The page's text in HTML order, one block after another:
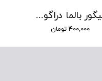
فیگور بالما دراگون بال
۴۰۰,۰۰۰ تومان